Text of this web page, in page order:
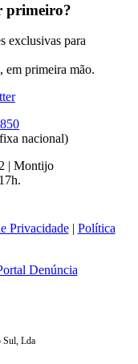
primeiro?
exclusivas para
em primeira mão.
nacional)
| Montijo
Privacidade| Política
Denúncia
Sul, Lda